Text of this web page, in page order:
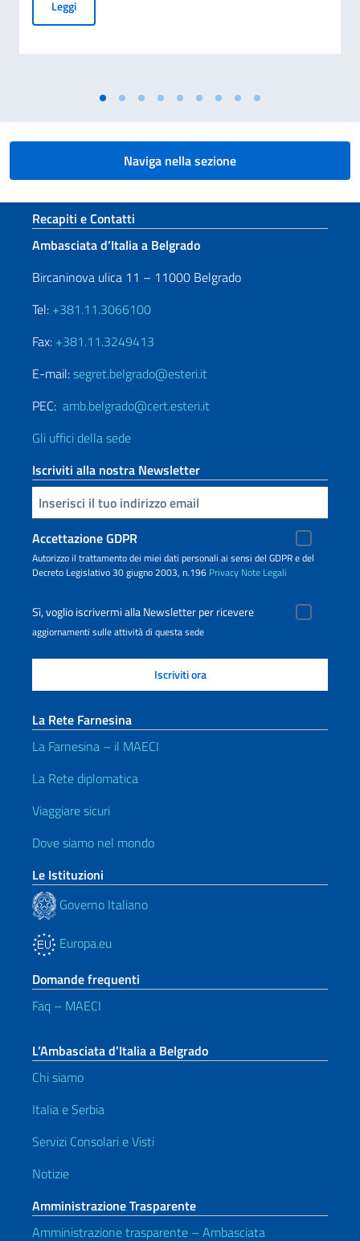
LeggiCOMMEMORAZIONE DEL 70. ANNIVERSARIO DEL
Naviga nella sezione
Sezione footer
Recapiti e Contatti
Ambasciata d’Italia a Belgrado
Bircaninova ulica 11 – 11000 Belgrado
Tel: +381.11.3066100
Fax: +381.11.3249413
E-mail:segret.belgrado@esteri.it
PEC: amb.belgrado@cert.esteri.it
Gli uffici della sede
Iscriviti alla nostra Newsletter
Inserisci la tua email
Accettazione GDPR
Autorizzo il trattamento dei miei dati personali ai sensi del GDPR e del
Decreto Legislativo 30 giugno 2003, n.196 Privacy Note Legali
Sì, voglio iscrivermi alla Newsletter per ricevere
aggiornamenti sulle attività di questa sede
La Rete Farnesina
La Farnesina – il MAECI
La Rete diplomatica
Viaggiare sicuri
Dove siamo nel mondo
Le Istituzioni
Governo Italiano
Europa.eu
Domande frequenti
Faq – MAECI
L’Ambasciata d’Italia a Belgrado
Chi siamo
Italia e Serbia
Servizi Consolari e Visti
Notizie
Amministrazione Trasparente
Amministrazione trasparente – Ambasciata